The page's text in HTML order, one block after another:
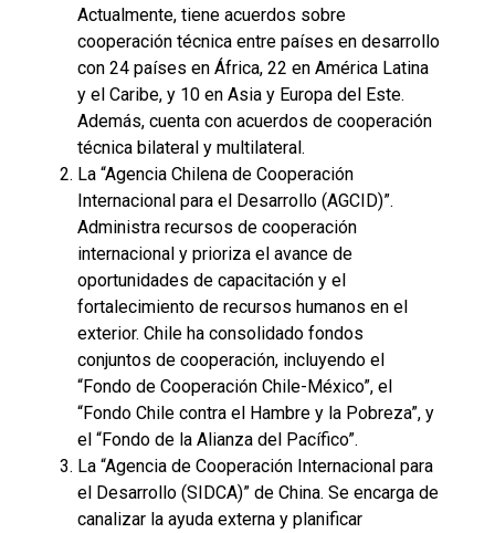
Actualmente, tiene acuerdos sobre
cooperación técnica entre países en desarrollo
con 24 países en África, 22 en América Latina
y el Caribe, y 10 en Asia y Europa del Este.
Además, cuenta con acuerdos de cooperación
técnica bilateral y multilateral.
La “Agencia Chilena de Cooperación
Internacional para el Desarrollo (AGCID)”.
Administra recursos de cooperación
internacional y prioriza el avance de
oportunidades de capacitación y el
fortalecimiento de recursos humanos en el
exterior. Chile ha consolidado fondos
conjuntos de cooperación, incluyendo el
“Fondo de Cooperación Chile-México”, el
“Fondo Chile contra el Hambre y la Pobreza”, y
el “Fondo de la Alianza del Pacífico”.
La “Agencia de Cooperación Internacional para
el Desarrollo (SIDCA)” de China. Se encarga de
canalizar la ayuda externa y planificar